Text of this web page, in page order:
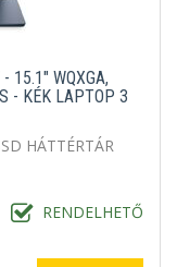
15.1" WQXGA,
- KÉK LAPTOP 3
HÁTTÉRTÁR
RENDELHETŐ